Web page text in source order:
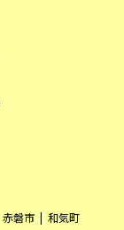
赤磐市
和気町